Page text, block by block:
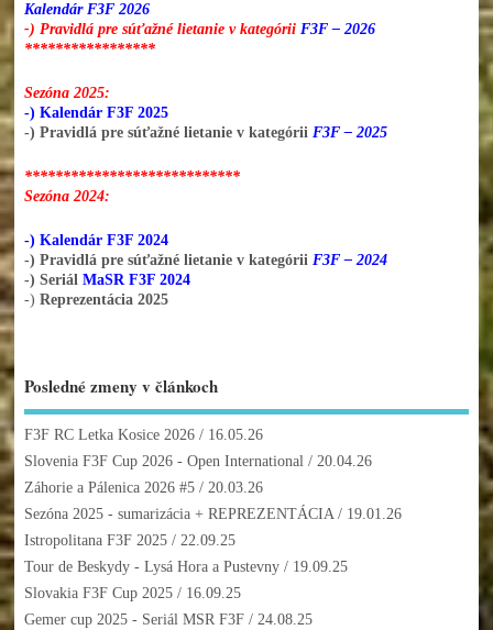
Kalendár F3F 2026
-) Pravidlá pre súťažné lietanie v kategórii F3F – 2026
*****************
Sezóna 2025:
-) Kalendár F3F 2025
-) Pravidlá pre súťažné lietanie v kategórii F3F – 2025
****************************
Sezóna 2024:
-) Kalendár F3F 2024
-) Pravidlá pre súťažné lietanie v kategórii F3F – 2024
-) Seriál MaSR F3F 2024
-) Reprezentácia 2025
Posledné zmeny v článkoch
F3F RC Letka Kosice 2026/ 16.05.26
Slovenia F3F Cup 2026 - Open International/ 20.04.26
Záhorie a Pálenica 2026 #5/ 20.03.26
Sezóna 2025 - sumarizácia + REPREZENTÁCIA/ 19.01.26
Istropolitana F3F 2025/ 22.09.25
Tour de Beskydy - Lysá Hora a Pustevny/ 19.09.25
Slovakia F3F Cup 2025/ 16.09.25
Gemer cup 2025 - Seriál MSR F3F/ 24.08.25